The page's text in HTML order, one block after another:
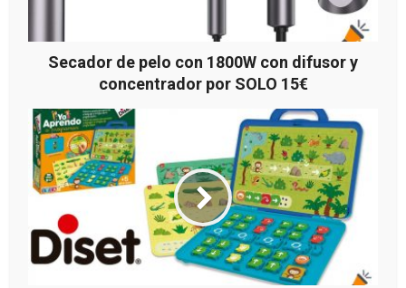
Secador de pelo con 1800W con difusor y
concentrador por SOLO 15€